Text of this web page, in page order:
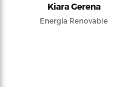
Kiara Gerena
Energía Renovable